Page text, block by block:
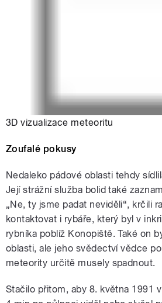
3D vizualizace meteoritu
Zoufalé pokusy
Nedaleko pádové oblasti tehdy
Její strážní služba bolid také
„Ne, ty jsme padat neviděli“, krčili
kontaktovat i rybáře, který byl v
rybníka poblíž Konopiště. Také on
oblasti, ale jeho svědectví vědce
meteority určitě musely spadnout.
Stačilo přitom, aby 8. května 1991